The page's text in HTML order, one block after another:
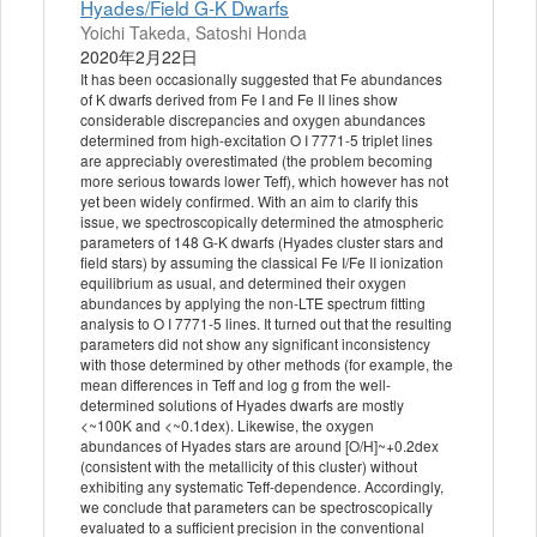
Hyades/Field G-K Dwarfs
Yoichi Takeda, Satoshi Honda
2020年2月22日
It has been occasionally suggested that Fe abundances
of K dwarfs derived from Fe I and Fe II lines show
considerable discrepancies and oxygen abundances
determined from high-excitation O I 7771-5 triplet lines
are appreciably overestimated (the problem becoming
more serious towards lower Teff), which however has not
yet been widely confirmed. With an aim to clarify this
issue, we spectroscopically determined the atmospheric
parameters of 148 G-K dwarfs (Hyades cluster stars and
field stars) by assuming the classical Fe I/Fe II ionization
equilibrium as usual, and determined their oxygen
abundances by applying the non-LTE spectrum fitting
analysis to O I 7771-5 lines. It turned out that the resulting
parameters did not show any significant inconsistency
with those determined by other methods (for example, the
mean differences in Teff and log g from the well-
determined solutions of Hyades dwarfs are mostly
<~100K and <~0.1dex). Likewise, the oxygen
abundances of Hyades stars are around [O/H]~+0.2dex
(consistent with the metallicity of this cluster) without
exhibiting any systematic Teff-dependence. Accordingly,
we conclude that parameters can be spectroscopically
evaluated to a sufficient precision in the conventional